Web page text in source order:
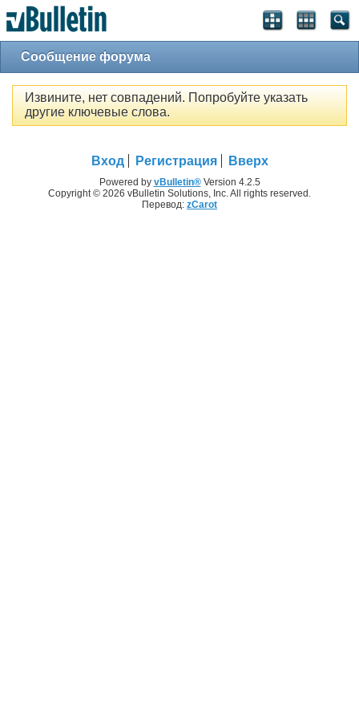
Сообщение форума
Извините, нет совпадений. Попробуйте указать
другие ключевые слова.
Вход Регистрация Вверх
Powered by vBulletin®Version 4.2.5
Copyright © 2026 vBulletin Solutions, Inc. All rights reserved.
Перевод: zCarot